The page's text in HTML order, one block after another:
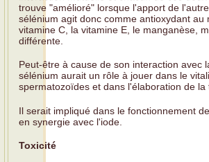
trouve "amélioré" lorsque l'apport de
sélénium agit donc comme antioxydant au
vitamine C, la vitamine E, le manganèse,
différente.
Peut-être à cause de son interaction avec
sélénium aurait un rôle à jouer dans le
spermatozoïdes et dans l'élaboration de la
Il serait impliqué dans le fonctionnement
en synergie avec l'iode.
Toxicité